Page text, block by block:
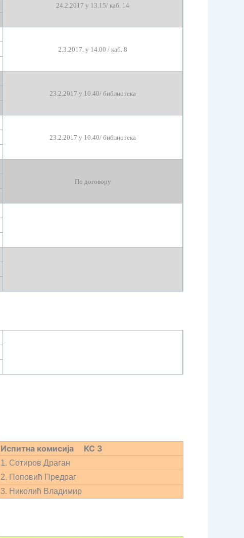
24 2 .2017 у 1 3 15/ каб. 1 4
2 3 .2017. у 1 4 00 / каб. 8
23 .2.2017 у 10. 40/ библиотека
23 .2.2017 у 10. 40/ библиотека
По договору
Испитна комисија КС 3
1. Сотиров Драган
2. Поповић Предраг
3. Николић Владимир